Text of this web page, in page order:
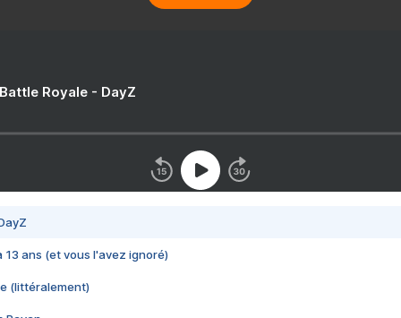
Royale - DayZ
13 ans (et vous l'avez ignoré)
(littéralement)